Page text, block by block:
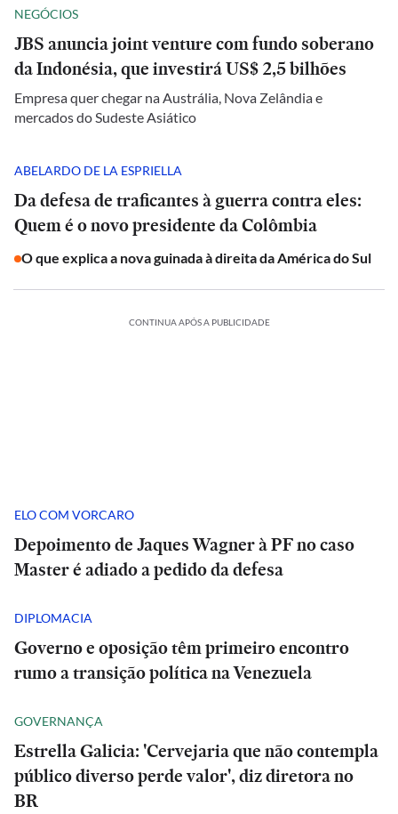
NEGÓCIOS
JBS anuncia joint venture com fundo soberano
da Indonésia, que investirá US$ 2,5 bilhões
Empresa quer chegar na Austrália, Nova Zelândia e
mercados do Sudeste Asiático
ABELARDO DE LA ESPRIELLA
Da defesa de traficantes à guerra contra eles:
Quem é o novo presidente da Colômbia
O que explica a nova guinada à direita da América do Sul
CONTINUA APÓS A PUBLICIDADE
ELO COM VORCARO
Depoimento de Jaques Wagner à PF no caso
Master é adiado a pedido da defesa
DIPLOMACIA
Governo e oposição têm primeiro encontro
rumo a transição política na Venezuela
GOVERNANÇA
Estrella Galicia: 'Cervejaria que não contempla
público diverso perde valor', diz diretora no
BR